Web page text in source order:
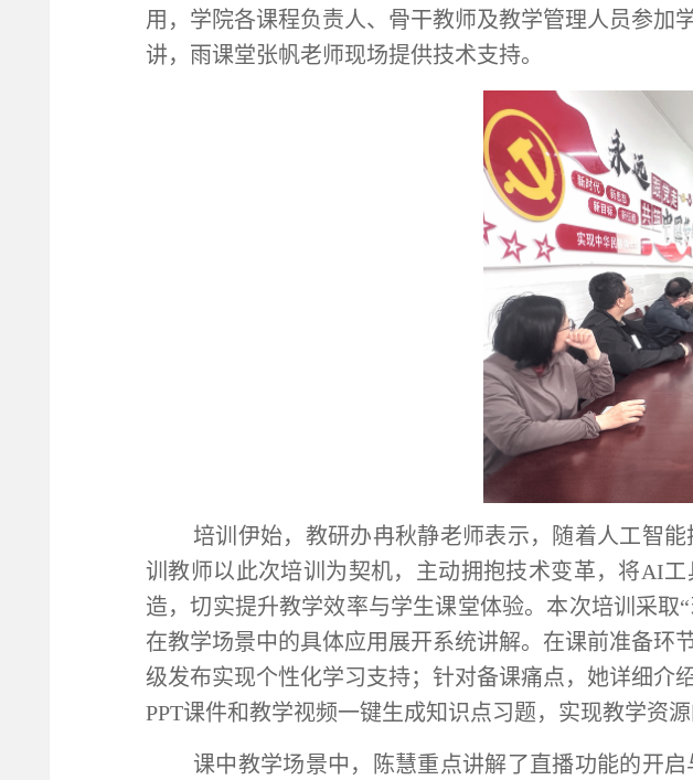
用，学院各课程负责人、骨干教师及教学管理人员参加
讲，雨课堂张帆老师现场提供技术支持。
培训伊始，教研办冉秋静老师表示，随着人工智
训教师以此次培训为契机，主动拥抱技术变革，将AI
造，切实提升教学效率与学生课堂体验。本次培训采
在教学场景中的具体应用展开系统讲解。在课前准备环
级发布实现个性化学习支持；针对备课痛点，她详细介
PPT课件和教学视频一键生成知识点习题，实现教学资源
课中教学场景中，陈慧重点讲解了直播功能的开